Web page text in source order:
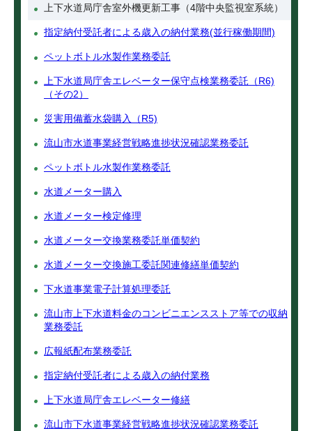
上下水道局庁舎室外機更新工事（4階中央監視室系統）
指定納付受託者による歳入の納付業務(並行稼働期間)
ペットボトル水製作業務委託
上下水道局庁舎エレベーター保守点検業務委託（R6)
（その2）
災害用備蓄水袋購入（R5)
流山市水道事業経営戦略進捗状況確認業務委託
ペットボトル水製作業務委託
水道メーター購入
水道メーター検定修理
水道メーター交換業務委託単価契約
水道メーター交換施工委託関連修繕単価契約
下水道事業電子計算処理委託
流山市上下水道料金のコンビニエンスストア等での収納
業務委託
広報紙配布業務委託
指定納付受託者による歳入の納付業務
上下水道局庁舎エレベーター修繕
流山市下水道事業経営戦略進捗状況確認業務委託